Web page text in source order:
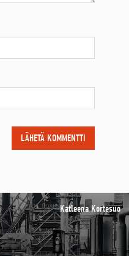
Katleena Kortesuo